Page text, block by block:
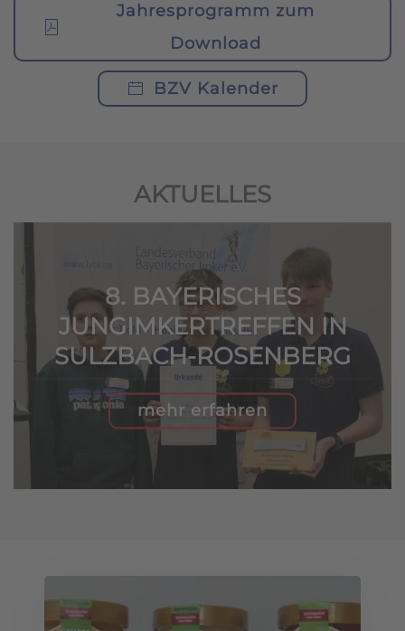
Jahresprogramm zum
Download
BZV Kalender
AKTUELLES
8. BAYERISCHES
JUNGIMKERTREFFEN IN
SULZBACH-ROSENBERG
mehr erfahren